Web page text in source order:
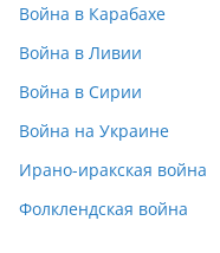
Война в Карабахе
Война в Ливии
Война в Сирии
Война на Украине
Ирано-иракская война
Фолклендская война